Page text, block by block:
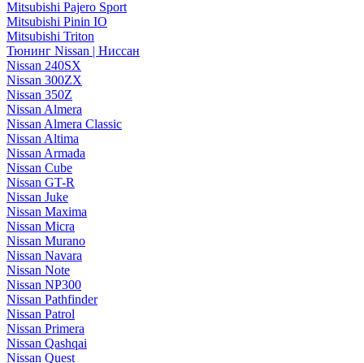
Mitsubishi Pajero Sport
Mitsubishi Pinin IO
Mitsubishi Triton
Тюнинг Nissan | Ниссан
Nissan 240SX
Nissan 300ZX
Nissan 350Z
Nissan Almera
Nissan Almera Classic
Nissan Altima
Nissan Armada
Nissan Cube
Nissan GT-R
Nissan Juke
Nissan Maxima
Nissan Micra
Nissan Murano
Nissan Navara
Nissan Note
Nissan NP300
Nissan Pathfinder
Nissan Patrol
Nissan Primera
Nissan Qashqai
Nissan Quest